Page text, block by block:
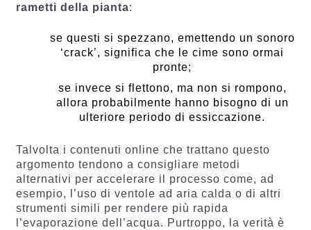
rametti della pianta:
se questi si spezzano, emettendo un sonoro
‘crack’, significa che le cime sono ormai
pronte;
se invece si flettono, ma non si rompono,
allora probabilmente hanno bisogno di un
ulteriore periodo di essiccazione.
Talvolta i contenuti online che trattano questo
argomento tendono a consigliare metodi
alternativi per accelerare il processo come, ad
esempio, l’uso di ventole ad aria calda o di altri
strumenti simili per rendere più rapida
l’evaporazione dell’acqua. Purtroppo, la verità è